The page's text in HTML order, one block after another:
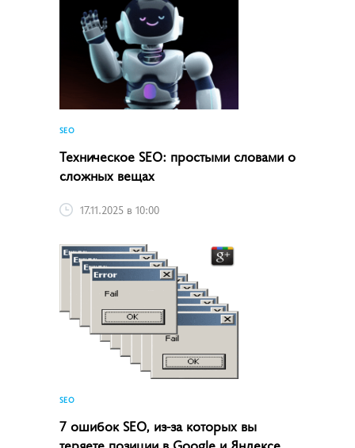
SEO
Техническое SEO: простыми словами о
сложных вещах
17.11.2025 в 10:00
SEO
7 ошибок SEO, из-за которых вы